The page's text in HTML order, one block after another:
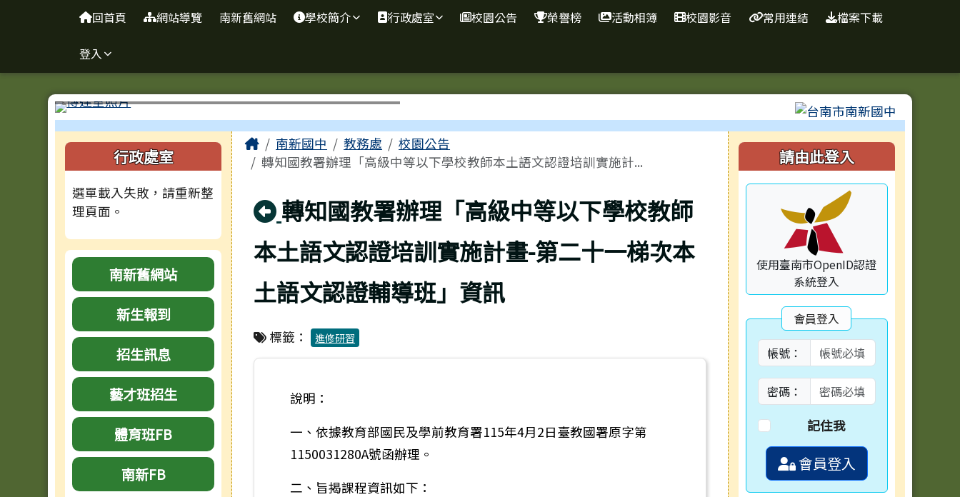
台南市南新國中
回首頁 網站導覽 南新舊網站 學校簡介 行政處室 校園公告 榮譽榜 活動相簿 校園影音 常用連結 檔案下載
登入
⏸
工具列
左邊區域內容
行政處室
選單載入失敗，請重新整
理頁面。
南新舊網站
新生報到
招生訊息
藝才班招生
體育班FB
南新FB
主內容區域
Home南新國中 教務處
校園公告
轉知國教署辦理「高級中等以下學校教師本土語文認證培訓實施計...
回上頁
轉知國教署辦理「高級中等以下學校教師
本土語文認證培訓實施計畫-第二十一梯次本
土語文認證輔導班」資訊
標籤： 進修研習
說明：
一、依據教育部國民及學前教育署115年4月2日臺教國署原字第
1150031280A號函辦理。
二、旨揭課程資訊如下：
右邊區域內容
請由此登入
使用臺南市OpenID認證
系統登入
會員登入
帳號：
密碼：
記住我
會員登入
頁尾區域